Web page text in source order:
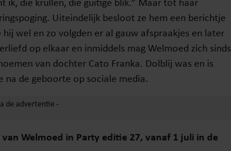
Uiteindelijk besloot ze hem een berichtje
wel en zo volgden er al gauw afspraakjes en later
op elkaar en inmiddels mag Welmoed zich sinds
van dochter Cato Franka. Dolblij was en is
na de geboorte op sociale media.
Welmoed in Party editie 27, vanaf 1 juli in de